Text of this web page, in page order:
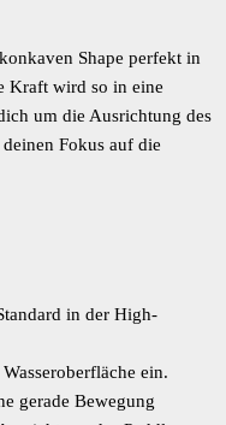
Shape perfekt in
Kraft wird so in eine
um die Ausrichtung des
Fokus auf die
in der High-
ein.
gerade Bewegung